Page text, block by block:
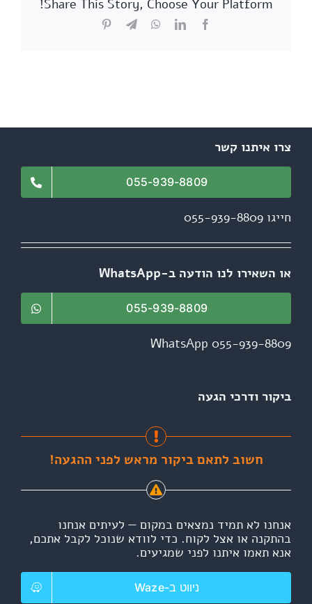
Share This Story, Choose Your Platform!
Facebook
LinkedIn
WhatsApp
Telegram
צרו איתנו קשר
055-939-8809
חייגו 055-939-8809
או השאירו לנו הודעה ב-WhatsApp
055-939-8809
WhatsApp 055-939-8809
ביקור ודרכי הגעה
חשוב לתאם ביקור מראש לפני ההגעה!
אנחנו לא תמיד נמצאים במקום — לעיתים אנחנו
בהתקנה או אצל לקוח. כדי לוודא שנוכל לקבל אתכם,
אנא תאמו איתנו לפני שמגיעים.
ניווט ב-Waze